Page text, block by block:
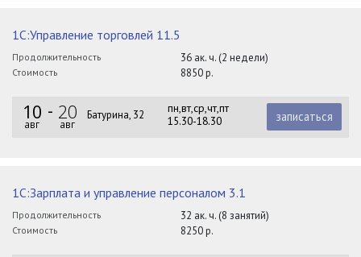
1С:Управление торговлей 11.5
Продолжительность 36 ак. ч. (2 недели)
Стоимость 8850 р.
10
авг
20
авг
Батурина, 32
пн,вт,ср,чт,пт
15.30-18.30
записаться
1С:Зарплата и управление персоналом 3.1
Продолжительность 32 ак. ч. (8 занятий)
Стоимость 8250 р.